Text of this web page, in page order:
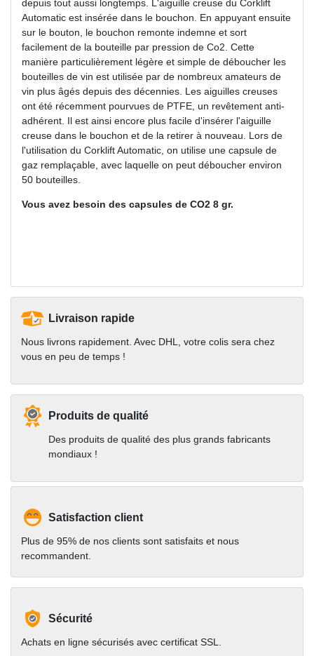
depuis tout aussi longtemps. L'aiguille creuse du Corklift
Automatic est insérée dans le bouchon. En appuyant ensuite
sur le bouton, le bouchon remonte indemne et sort
facilement de la bouteille par pression de Co2. Cette
manière particulièrement légère et simple de déboucher les
bouteilles de vin est utilisée par de nombreux amateurs de
vin plus âgés depuis des décennies. Les aiguilles creuses
ont été récemment pourvues de PTFE, un revêtement anti-
adhérent. Il est ainsi encore plus facile d'insérer l'aiguille
creuse dans le bouchon et de la retirer à nouveau. Lors de
l'utilisation du Corklift Automatic, on utilise une capsule de
gaz remplaçable, avec laquelle on peut déboucher environ
50 bouteilles.
Vous avez besoin des capsules de CO2 8 gr.
Livraison rapide
Nous livrons rapidement. Avec DHL, votre colis sera chez
vous en peu de temps !
Produits de qualité
Des produits de qualité des plus grands fabricants
mondiaux !
Satisfaction client
Plus de 95% de nos clients sont satisfaits et nous
recommandent.
Sécurité
Achats en ligne sécurisés avec certificat SSL.